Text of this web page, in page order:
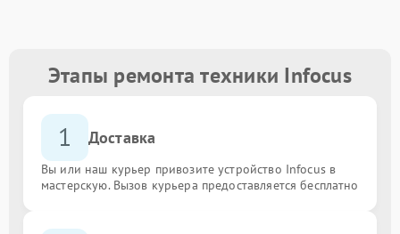
Этапы ремонта техники Infocus
1 Доставка
Вы или наш курьер привозите устройство Infocus в
мастерскую. Вызов курьера предоставляется бесплатно